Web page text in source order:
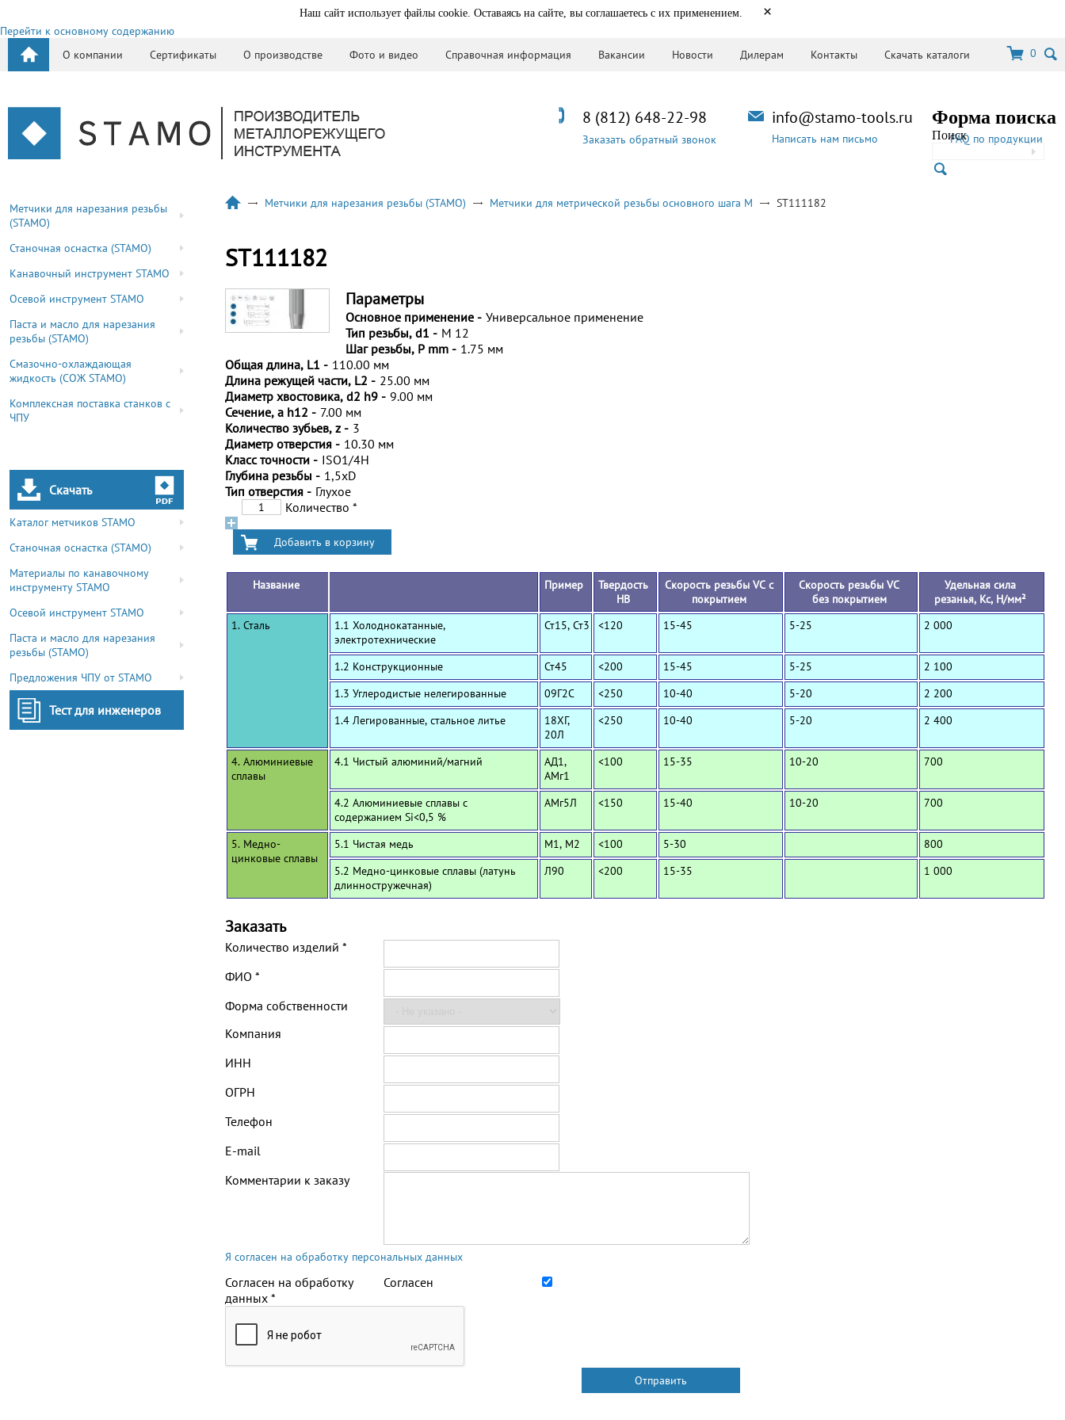
Наш сайт использует файлы cookie. Оставаясь на сайте, вы соглашаетесь с их применением. ×
Перейти к основному содержанию
О компании
Сертификаты О производстве Фото и видео Справочная информация Вакансии Новости Дилерам Контакты Скачать каталоги 0
Форма поиска
ПоискFAQ по продукции
info@stamo-tools.ru
Написать нам письмо
8 (812) 648-22-98
Заказать обратный звонок
Метчики для нарезания резьбы
(STAMO)
Станочная оснастка (STAMO)
Канавочный инструмент STAMO
Осевой инструмент STAMO
Паста и масло для нарезания
резьбы (STAMO)
Смазочно-охлаждающая
жидкость (СОЖ STAMO)
Комплексная поставка станков с
ЧПУ
Скачать
Каталог метчиков STAMO
Станочная оснастка (STAMO)
Материалы по канавочному
инструменту STAMO
Осевой инструмент STAMO
Паста и масло для нарезания
резьбы (STAMO)
Предложения ЧПУ от STAMO
Тест для инженеров
Метчики для нарезания резьбы (STAMO) Метчики для метрической резьбы основного шага M ST111182
ST111182
Параметры
Основное применение - Универсальное применение
Тип резьбы, d1 - M 12
Шаг резьбы, P mm - 1.75 мм
Общая длина, L1 - 110.00 мм
Длина режущей части, L2 - 25.00 мм
Диаметр хвостовика, d2 h9 - 9.00 мм
Сечение, a h12 - 7.00 мм
Количество зубьев, z - 3
Диаметр отверстия - 10.30 мм
Класс точности - ISO1/4H
Глубина резьбы - 1,5xD
Тип отверстия - Глухое
Количество *
Название Пример
Твердость
HB
Скорость резьбы VC с
покрытием
Скорость резьбы VC
без покрытием
Удельная сила
резанья, Кс, Н/мм²
1. Сталь
1.1 Холоднокатанные,
электротехнические
Ст15, Ст3 <120 15-45 5-25 2 000
1.2 Конструкционные Ст45 <200 15-45 5-25
2 100
1.3 Углеродистые нелегированные
09Г2С <250 10-40 5-20
2 200
1.4 Легированные, стальное литье
18ХГ,
20Л
<250 10-40 5-20 2 400
4. Алюминиевые
сплавы
4.1 Чистый алюминий/магний
АД1,
АМг1
<100 15-35 10-20 700
4.2 Алюминиевые сплавы с
содержанием Si<0,5 %
АМг5Л <150 15-40 10-20 700
5. Медно-
цинковые сплавы
5.1 Чистая медь М1, М2 <100 5-30
800
5.2 Медно-цинковые сплавы (латунь
длинностружечная)
Л90 <200 15-35 1 000
Заказать
Количество изделий *
ФИО *
Форма собственности
Компания
ИНН
ОГРН
Телефон
E-mail
Комментарии к заказу
Я согласен на обработку персональных данных
Согласен на обработку
данных *
Согласен